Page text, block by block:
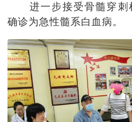
进一步接受骨髓穿刺
确诊为急性髓系白血病。